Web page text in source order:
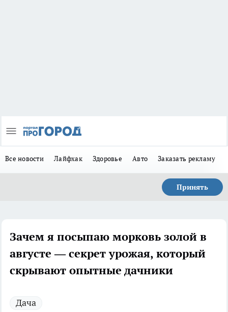
Все новости Лайфхак Здоровье Авто Заказать рекламу
Принять
Зачем я посыпаю морковь золой в
августе — секрет урожая, который
скрывают опытные дачники
Дача